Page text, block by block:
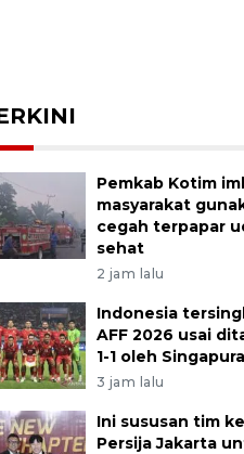
Pemkab Kotim
masyarakat
cegah terpapar
sehat
2 jam lalu
Indonesia
AFF 2026 usai
1-1 oleh Singapura
3 jam lalu
Ini sususan tim
Persija Jakarta